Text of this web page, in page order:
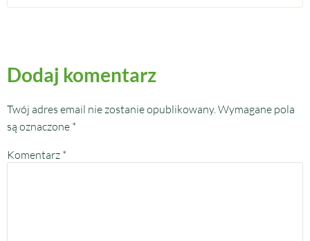
Dodaj komentarz
Twój adres email nie zostanie opublikowany. Wymagane pola
są oznaczone *
Komentarz *